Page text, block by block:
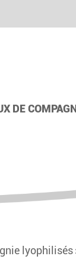
DE
lyophilisés